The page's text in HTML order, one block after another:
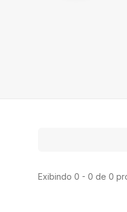
Exibindo 0 - 0 de 0